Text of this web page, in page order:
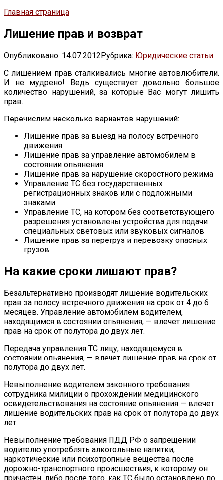
Главная страница
Лишение прав и возврат
Опубликовано: 14.07.2012Рубрика: Юридические статьи
С лишением прав сталкивались многие автовлюбители.
И не мудрено! Ведь существует довольно большое
количество нарушений, за которые Вас могут лишить
прав.
Перечислим несколько вариантов нарушений:
Лишение прав за выезд на полосу встречного
движения
Лишение прав за управление автомобилем в
состоянии опьянения
Лишение прав за нарушение скоростного режима
Управление ТС без государственных
регистрационных знаков или с подложными
знаками
Управление ТС, на котором без соответствующего
разрешения установлены устройства для подачи
специальных световых или звуковых сигналов
Лишение прав за перегруз и перевозку опасных
грузов
На какие сроки лишают прав?
Безальтернативно производят лишение водительских
прав за полосу встречного движения на срок от 4 до 6
месяцев. Управление автомобилем водителем,
находящимся в состоянии опьянения, — влечет лишение
прав на срок от полутора до двух лет.
Передача управления ТС лицу, находящемуся в
состоянии опьянения, — влечет лишение прав на срок от
полутора до двух лет.
Невыполнение водителем законного требования
сотрудника милиции о прохождении медицинского
освидетельствования на состояние опьянения — влечет
лишение водительских прав на срок от полутора до двух
лет.
Невыполнение требования ПДД РФ о запрещении
водителю употреблять алкогольные напитки,
наркотические или психотропные вещества после
дорожно-транспортного происшествия, к которому он
причастен, либо после того, как ТС было остановлено по